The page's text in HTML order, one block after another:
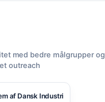
med bedre målgrupper og
outreach
af Dansk Industri